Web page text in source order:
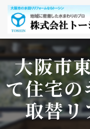
大阪市
て住宅の
取替リ